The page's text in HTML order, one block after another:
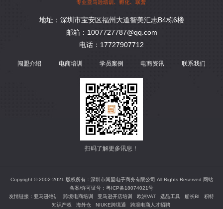
地址：深圳市宝安区福州大道智美汇志B4栋6楼
邮箱：1007727787@qq.com
电话：17727907712
闯盟介绍 电商培训 学员案例 电商资讯 联系我们
扫码了解更多讯息！
Copyright © 2002-2021 版权所有：深圳市闯盟电子商务有限公司 All Rights Reserved 网站
备案/许可证号： 粤ICP备18074021号
友情链接： 亚马逊培训 跨境电商培训 亚马逊开店培训 欧洲VAT 选品工具 船长BI
积特
知识产权
海外仓 NIUKE跨境通 跨境电商人才招聘